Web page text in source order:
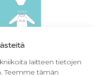
laitteen tietojen
Teemme tämän